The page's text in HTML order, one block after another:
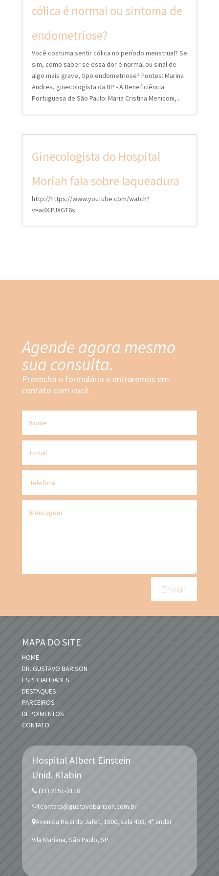
cólica é normal ou sintoma de
endometriose?
Você costuma sentir cólica no período menstrual? Se
sim, como saber se essa dor é normal ou sinal de
algo mais grave, tipo endometriose? Fontes: Marina
Andres, ginecologista da BP - A Beneficiência
Portuguesa de São Paulo: Maria Cristina Meniconi,...
Ginecologista do Hospital
Moriah fala sobre laqueadura
http://https://www.youtube.com/watch?
v=adXIPJXGT6s
Agende agora mesmo
sua consulta.
Preencha o formulário e entraremos em
contato com você.
Enviar
MAPA DO SITE
HOME
DR. GUSTAVO BARISON
ESPECIALIDADES
DESTAQUES
PARCEIROS
DEPOIMENTOS
CONTATO
Hospital Albert Einstein
Unid. Klabin
(11) 2151-3118
contato@gustavobarison.com.br
Avenida Ricardo Jafet, 1600, sala 403, 4° andar
Vila Mariana, São Paulo, SP.